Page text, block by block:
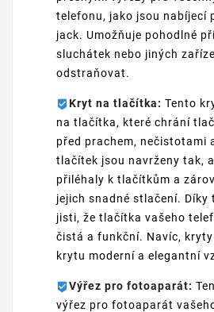
telefonu, jako jsou nabíjecí
jack. Umožňuje pohodlné
sluchátek nebo jiných
odstraňovat.
Kryt na tlačítka: Tento
na tlačítka, které chrání
před prachem, nečistotami
tlačítek jsou navrženy tak,
přiléhaly k tlačítkům a
jejich snadné stlačení. Díky
jisti, že tlačítka vašeho
čistá a funkční. Navíc,
krytu moderní a elegantní
Výřez pro fotoaparát:
výřez pro fotoaparát